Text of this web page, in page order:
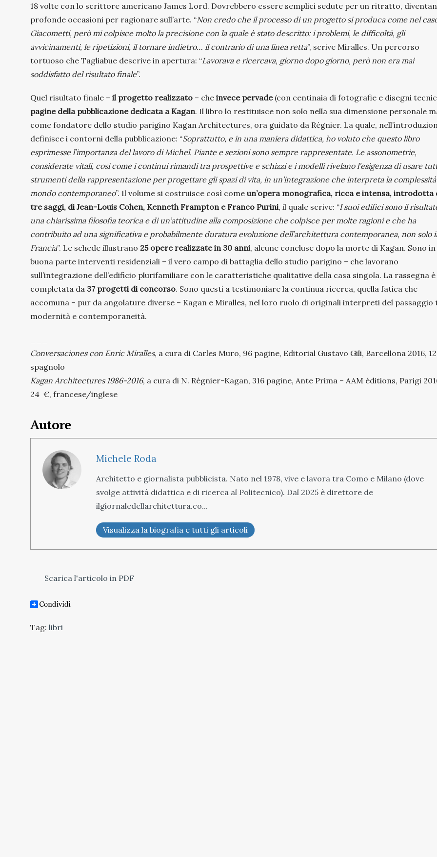
18 volte con lo scrittore americano James Lord. Dovrebbero essere semplici sedute per un ritratto,
profonde occasioni per ragionare sull’arte. “Non credo che il processo di un progetto si produca come nel
Giacometti, però mi colpisce molto la precisione con la quale è stato descritto: i problemi, le difficoltà, gli
avvicinamenti, le ripetizioni, il tornare indietro… il contrario di una linea retta”, scrive Miralles. Un percorso
tortuoso che Tagliabue descrive in apertura: “Lavorava e ricercava, giorno dopo giorno, però non era mai
soddisfatto del risultato finale”.
Quel risultato finale – il progetto realizzato – che invece pervade(con centinaia di fotografie e disegni
pagine della pubblicazione dedicata a Kagan. Il libro lo restituisce non solo nella sua dimensione personale
come fondatore dello studio parigino Kagan Architectures, ora guidato da Régnier. La quale,
definisce i contorni della pubblicazione: “Soprattutto, e in una maniera didattica, ho voluto che questo libro
esprimesse l’importanza del lavoro di Michel. Piante e sezioni sono sempre rappresentate. Le assonometrie,
considerate vitali, così come i continui rimandi tra prospettive e schizzi e i modelli rivelano l’esigenza di usare
strumenti della rappresentazione per progettare gli spazi di vita, in un’integrazione che interpreta la
mondo contemporaneo”. Il volume si costruisce così come un’opera monografica, ricca e intensa, introdotta
tre saggi, di Jean-Louis Cohen, Kenneth Frampton e Franco Purini, il quale scrive: “I suoi edifici sono il
una chiarissima filosofia teorica e di un’attitudine alla composizione che colpisce per molte ragioni e che ha
contribuito ad una significativa e probabilmente duratura evoluzione dell’architettura contemporanea, non solo
Francia”. Le schede illustrano 25 opere realizzate in 30 anni, alcune concluse dopo la morte di Kagan. Sono in
buona parte interventi residenziali – il vero campo di battaglia dello studio parigino – che lavorano
sull’integrazione dell’edificio plurifamiliare con le caratteristiche qualitative della casa singola. La rassegna è
completata da 37 progetti di concorso. Sono questi a testimoniare la continua ricerca, quella fatica che
accomuna – pur da angolature diverse – Kagan e Miralles, nel loro ruolo di originali interpreti del passaggio
modernità e contemporaneità.
Conversaciones con Enric Miralles, a cura di Carles Muro, 96 pagine, Editorial Gustavo Gili, Barcellona 2016,
spagnolo
Kagan Architectures 1986-2016, a cura di N. Régnier-Kagan, 316 pagine, Ante Prima – AAM éditions, Parigi
24 €, francese/inglese
Autore
Michele Roda
Architetto e giornalista pubblicista. Nato nel 1978, vive e lavora tra Como e Milano (dove
svolge attività didattica e di ricerca al Politecnico). Dal 2025 è direttore de
ilgiornaledellarchitettura.co...
Visualizza la biografia e tutti gli articoli
Scarica l'articolo in PDF
Tag: libri